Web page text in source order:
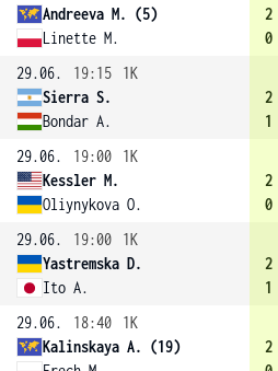
Andreeva M. (5)
Linette M.
2
0
29.06.
19:15
1K
Sierra S.
Bondar A.
2
1
29.06.
19:00
1K
Kessler M.
Oliynykova O.
2
0
29.06.
19:00
1K
Yastremska D.
Ito A.
2
1
29.06.
18:40
1K
Kalinskaya A. (19)
2